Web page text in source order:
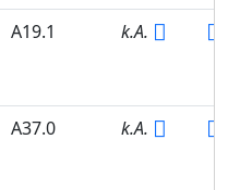
A19.1 k.A.
A37.0 k.A.